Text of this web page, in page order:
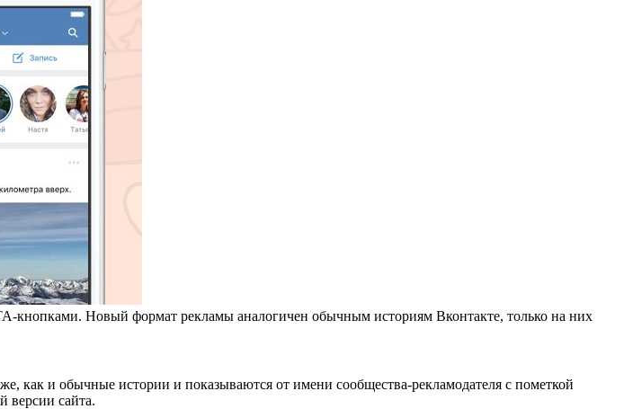
кнопками. Новый формат рекламы аналогичен обычным историям Вконтакте, только на них
как и обычные истории и показываются от имени сообщества-рекламодателя с пометкой
версии сайта.